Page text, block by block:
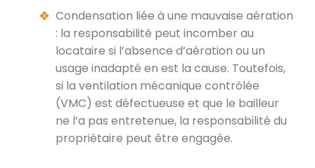
Condensation liée à une mauvaise aération
: la responsabilité peut incomber au
locataire si l’absence d’aération ou un
usage inadapté en est la cause. Toutefois,
si la ventilation mécanique contrôlée
(VMC) est défectueuse et que le bailleur
ne l’a pas entretenue, la responsabilité du
propriétaire peut être engagée.